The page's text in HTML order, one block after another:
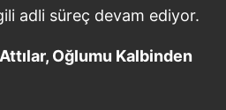
adli süreç devam ediyor.
Oğlumu Kalbinden